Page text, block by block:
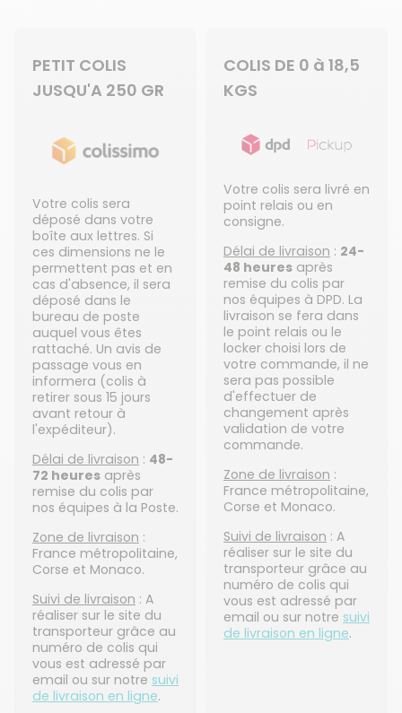
PETIT COLIS
JUSQU'A 250 GR
Votre colis sera
déposé dans votre
boîte aux lettres. Si
ces dimensions ne le
permettent pas et en
cas d'absence, il sera
déposé dans le
bureau de poste
auquel vous êtes
rattaché. Un avis de
passage vous en
informera (colis à
retirer sous 15 jours
avant retour à
l'expéditeur).
Délai de livraison : 48-
72 heures après
remise du colis par
nos équipes à la Poste.
Zone de livraison :
France métropolitaine,
Corse et Monaco.
Suivi de livraison : A
réaliser sur le site du
transporteur grâce au
numéro de colis qui
vous est adressé par
email ou sur notre suivi
de livraison en ligne.
COLIS DE 0 à 18,5
KGS
Votre colis sera livré en
point relais ou en
consigne.
Délai de livraison : 24-
48 heures après
remise du colis par
nos équipes à DPD. La
livraison se fera dans
le point relais ou le
locker choisi lors de
votre commande, il ne
sera pas possible
d'effectuer de
changement après
validation de votre
commande.
Zone de livraison :
France métropolitaine,
Corse et Monaco.
Suivi de livraison : A
réaliser sur le site du
transporteur grâce au
numéro de colis qui
vous est adressé par
email ou sur notre suivi
de livraison en ligne.